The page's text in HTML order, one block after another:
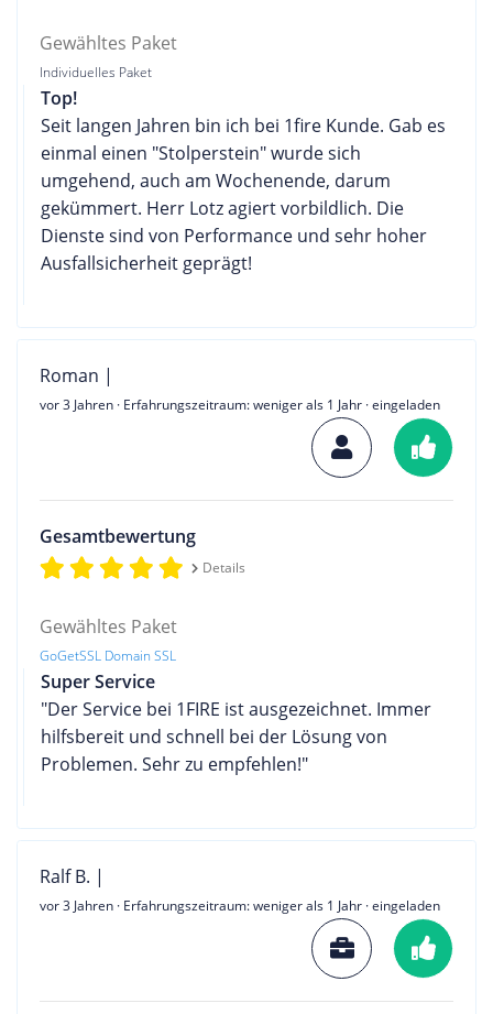
Gewähltes Paket
Individuelles Paket
Top!
Seit langen Jahren bin ich bei 1fire Kunde. Gab es
einmal einen "Stolperstein" wurde sich
umgehend, auch am Wochenende, darum
gekümmert. Herr Lotz agiert vorbildlich. Die
Dienste sind von Performance und sehr hoher
Ausfallsicherheit geprägt!
Roman |
vor 3 Jahren · Erfahrungszeitraum: weniger als 1 Jahr · eingeladen
Gesamtbewertung
Details
Gewähltes Paket
GoGetSSL Domain SSL
Super Service
"Der Service bei 1FIRE ist ausgezeichnet. Immer
hilfsbereit und schnell bei der Lösung von
Problemen. Sehr zu empfehlen!"
Ralf B. |
vor 3 Jahren · Erfahrungszeitraum: weniger als 1 Jahr · eingeladen